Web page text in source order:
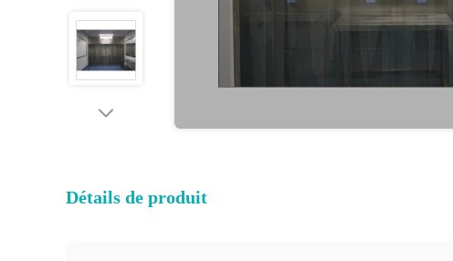
Détails de produit